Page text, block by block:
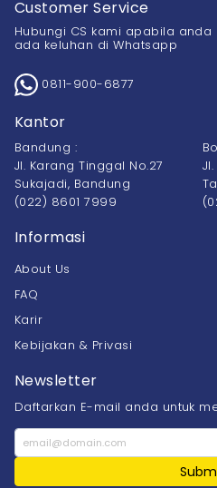
Customer Service
Hubungi CS kami apabila
ada keluhan di Whatsapp
0811-900-6877
Kantor
Bandung :
Jl. Karang Tinggal No.27
Sukajadi, Bandung
(022) 8601 7999
Informasi
About Us
FAQ
Karir
Kebijakan & Privasi
Newsletter
Daftarkan E-mail anda untuk